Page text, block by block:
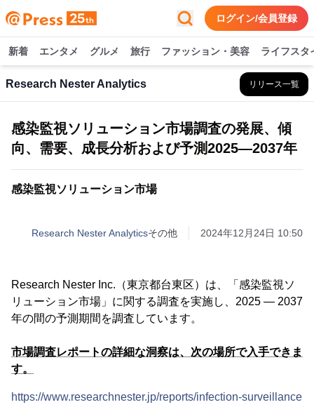
ログイン/会員登録
新着 エンタメ グルメ 旅行 ファッション・美容 ライフスタ
Research Nester Analytics リリース一覧
感染監視ソリューション市場調査の発展、傾
向、需要、成長分析および予測2025―2037年
感染監視ソリューション市場
Research Nester Analyticsその他 2024年12月24日 10:50
Research Nester Inc.（東京都台東区）は、「感染監視ソ
リューション市場」に関する調査を実施し、2025 ― 2037
年の間の予測期間を調査しています。
市場調査レポートの詳細な洞察は、次の場所で入手できま
す。
https://www.researchnester.jp/reports/infection-surveillance